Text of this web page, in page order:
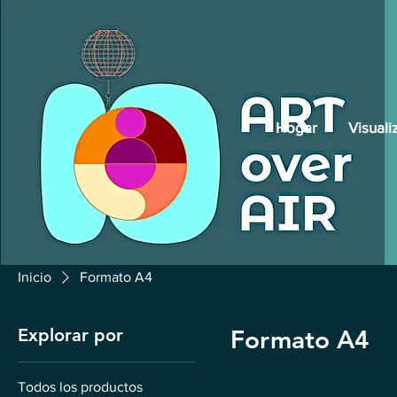
Hogar
Inicio Formato A4
Explorar por
Todos los productos
Formato A4